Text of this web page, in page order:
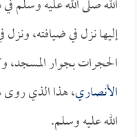
الله صلى الله عليه وسلم
إليها نزل في ضيافته،
الحجرات بجوار المسجد،
الأنصاري، هذا الذي
الله عليه وسلم.